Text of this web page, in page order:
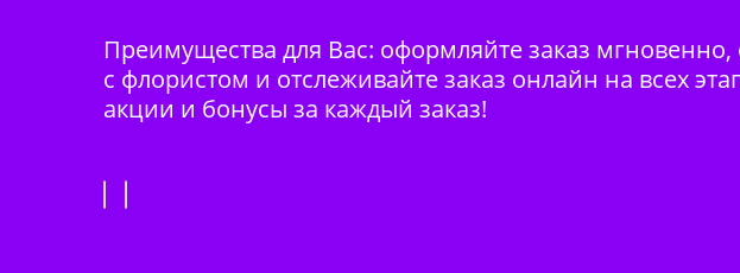
Преимущества для Вас: оформляйте заказ мгновенно,
с флористом и отслеживайте заказ онлайн на всех
акции и бонусы за каждый заказ!